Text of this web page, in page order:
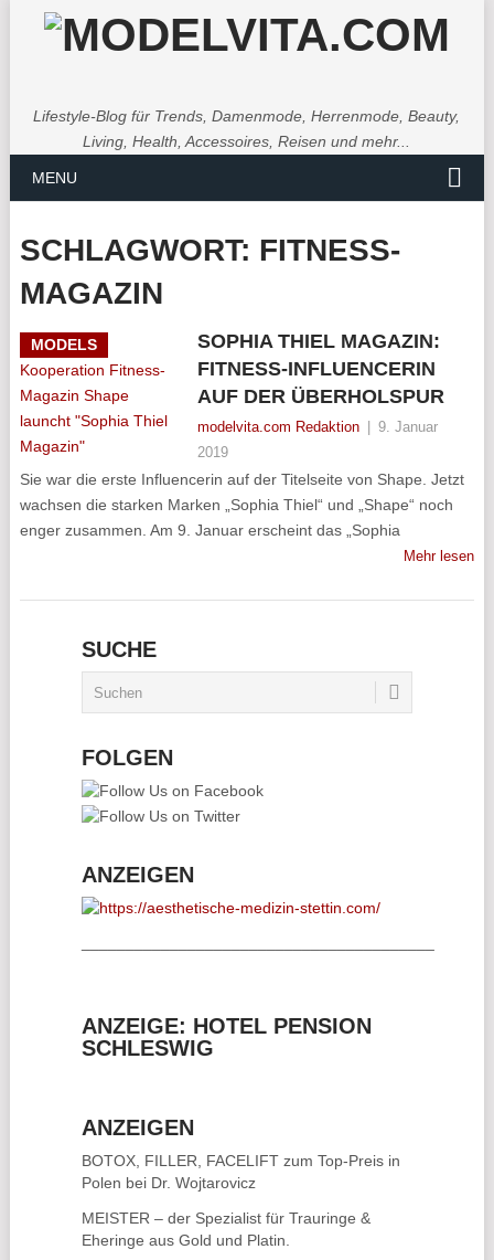
Lifestyle-Blog für Trends, Damenmode, Herrenmode, Beauty,
Living, Health, Accessoires, Reisen und mehr...
MENU
SCHLAGWORT: FITNESS-
MAGAZIN
MODELS
SOPHIA THIEL MAGAZIN:
FITNESS-INFLUENCERIN
AUF DER ÜBERHOLSPUR
modelvita.com Redaktion
9. Januar
2019
Sie war die erste Influencerin auf der Titelseite von Shape. Jetzt
wachsen die starken Marken „Sophia Thiel“ und „Shape“ noch
enger zusammen. Am 9. Januar erscheint das „Sophia
Mehr lesen
SUCHE
FOLGEN
ANZEIGEN
ANZEIGE: HOTEL PENSION
SCHLESWIG
ANZEIGEN
BOTOX, FILLER, FACELIFTzum Top-Preis in
Polen bei Dr. Wojtarovicz
MEISTER – der Spezialist für Trauringe &
Eheringe aus Gold und Platin.